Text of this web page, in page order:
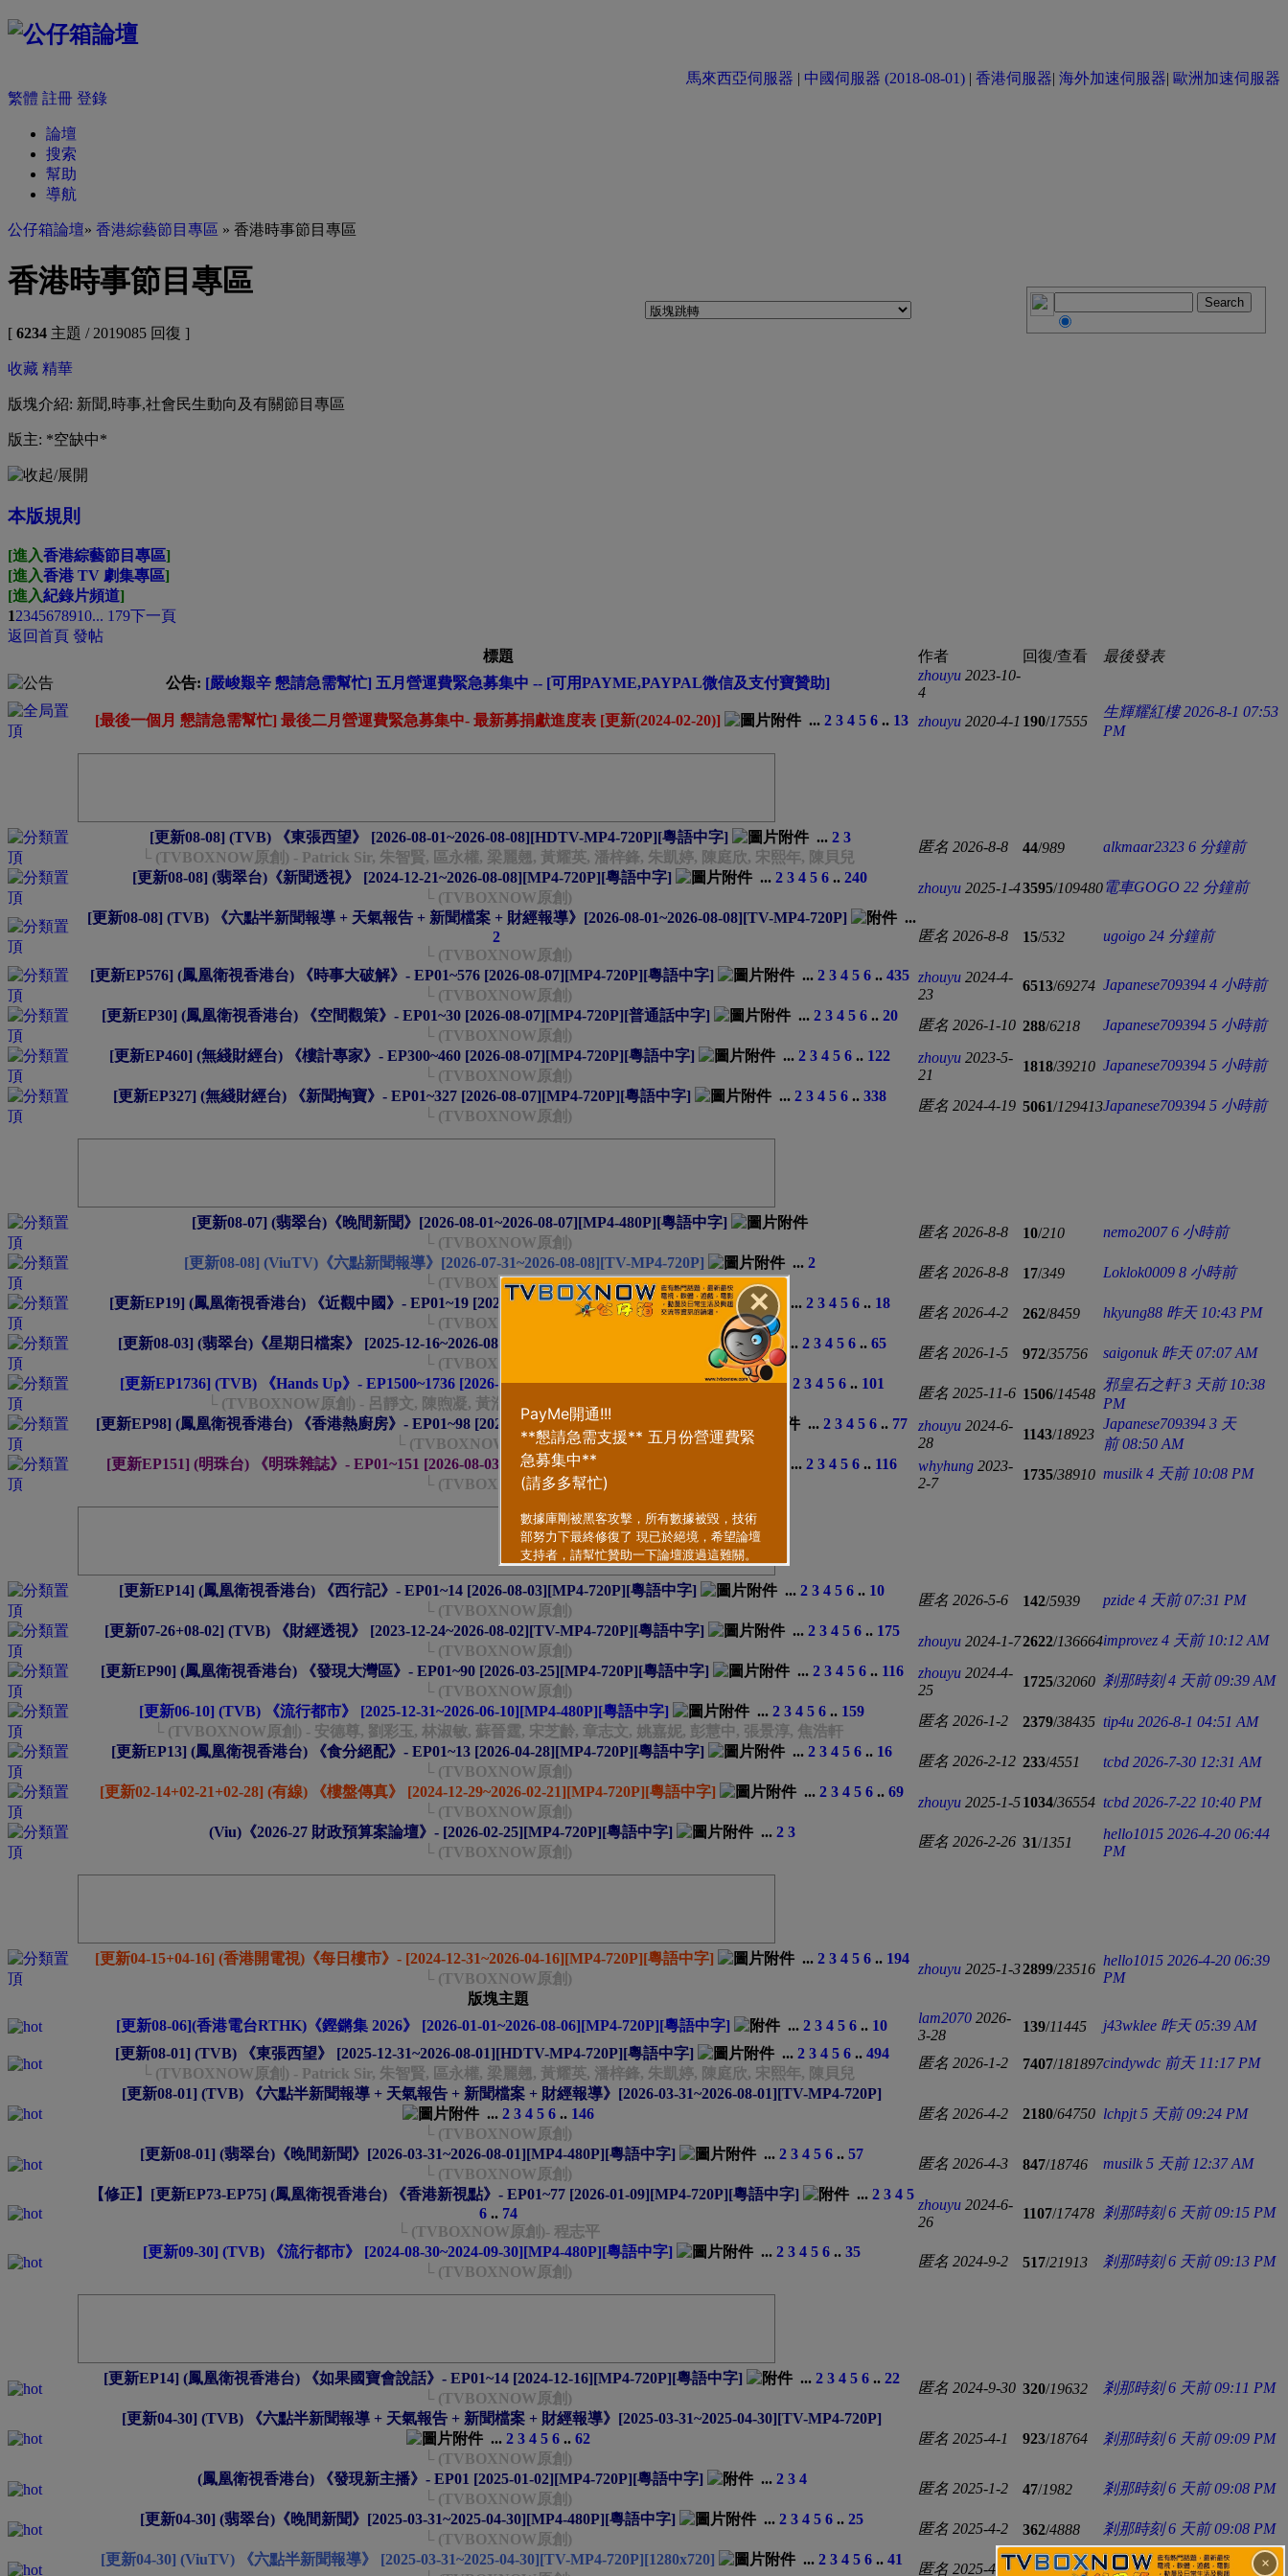
✕
×
馬來西亞伺服器 | 中國伺服器 (2018-08-01) | 香港伺服器| 海外加速伺服器| 歐洲加速伺服器
繁體 註冊 登錄
論壇
搜索
幫助
導航
公仔箱論壇» 香港綜藝節目專區 » 香港時事節目專區
香港時事節目專區
[ 6234 主題 / 2019085 回復 ]
收藏 精華
版塊介紹: 新聞,時事,社會民生動向及有關節目專區
版主: *空缺中*
本版規則
[進入香港綜藝節目專區]
[進入香港 TV 劇集專區]
[進入紀錄片頻道]
12345678910... 179下一頁
返回首頁 發帖
標題
作者 回復/查看
最後發表
公告: [嚴峻艱辛 懇請急需幫忙] 五月營運費緊急募集中 -- [可用PAYME,PAYPAL微信及支付寶贊助] zhouyu 2023-10-
4
[最後一個月 懇請急需幫忙] 最後二月營運費緊急募集中- 最新募捐獻進度表 [更新(2024-02-20)]
... 2 3 4 5 6 .. 13 zhouyu 2020-4-1 190/17555
生輝耀紅樓 2026-8-1 07:53
PM
[更新08-08] (TVB) 《東張西望》 [2026-08-01~2026-08-08][HDTV-MP4-720P][粵語中字] ... 2 3
└ (TVBOXNOW原創) - Patrick Sir, 朱智賢, 區永權, 梁麗翹, 黃耀英, 潘梓鋒, 朱凱婷, 陳庭欣, 宋熙年, 陳貝兒
匿名 2026-8-8 44/989 alkmaar2323 6 分鐘前
[更新08-08] (翡翠台)《新聞透視》 [2024-12-21~2026-08-08][MP4-720P][粵語中字]
... 2 3 4 5 6 .. 240
└ (TVBOXNOW原創)
zhouyu 2025-1-43595/109480電車GOGO 22 分鐘前
[更新08-08] (TVB) 《六點半新聞報導 + 天氣報告 + 新聞檔案 + 財經報導》[2026-08-01~2026-08-08][TV-MP4-720P]
...
2
└ (TVBOXNOW原創)
匿名 2026-8-8 15/532 ugoigo 24 分鐘前
[更新EP576] (鳳凰衛視香港台) 《時事大破解》- EP01~576 [2026-08-07][MP4-720P][粵語中字] ... 2 3 4 5 6 .. 435
└ (TVBOXNOW原創)
zhouyu 2024-4-
23
6513/69274 Japanese709394 4 小時前
[更新EP30] (鳳凰衛視香港台) 《空間觀策》- EP01~30 [2026-08-07][MP4-720P][普通話中字]
... 2 3 4 5 6 .. 20
└ (TVBOXNOW原創)
匿名 2026-1-10 288/6218 Japanese709394 5 小時前
[更新EP460] (無綫財經台) 《樓計專家》- EP300~460 [2026-08-07][MP4-720P][粵語中字]
... 2 3 4 5 6 .. 122
└ (TVBOXNOW原創)
zhouyu 2023-5-
21
1818/39210 Japanese709394 5 小時前
[更新EP327] (無綫財經台) 《新聞掏寶》- EP01~327 [2026-08-07][MP4-720P][粵語中字]
... 2 3 4 5 6 .. 338
└ (TVBOXNOW原創)
匿名 2024-4-19 5061/129413Japanese709394 5 小時前
[更新08-07] (翡翠台)《晚間新聞》[2026-08-01~2026-08-07][MP4-480P][粵語中字]
└ (TVBOXNOW原創)
匿名 2026-8-8 10/210 nemo2007 6 小時前
[更新08-08] (ViuTV)《六點新聞報導》[2026-07-31~2026-08-08][TV-MP4-720P]
... 2
└ (TVBOXNOW原創)
匿名 2026-8-8 17/349 Loklok0009 8 小時前
[更新EP19] (鳳凰衛視香港台) 《近觀中國》- EP01~19 [2026-08-05][MP4-720P][粵語中字]
... 2 3 4 5 6 .. 18
└ (TVBOXNOW原創)
匿名 2026-4-2 262/8459 hkyung88 昨天 10:43 PM
[更新08-03] (翡翠台)《星期日檔案》 [2025-12-16~2026-08-03][TV-MP4-720P][粵語中字]
... 2 3 4 5 6.. 65
└ (TVBOXNOW原創)
匿名 2026-1-5 972/35756 saigonuk 昨天 07:07 AM
[更新EP1736] (TVB) 《Hands Up》- EP1500~1736 [2026-07-14][MP4-480P][粵語中字]
... 2 3 4 5 6.. 101
└ (TVBOXNOW原創) - 呂靜文, 陳煦凝, 黃浩霆, 潘靜文, 伍文生, 關宛珊, 吳佩隆, 倪嘉雯
匿名 2025-11-6 1506/14548
邪皇石之軒 3 天前 10:38
PM
[更新EP98] (鳳凰衛視香港台) 《香港熱廚房》- EP01~98 [2026-08-04][MP4-720P][普通話中字]
... 2 3 4 5 6 .. 77
└ (TVBOXNOW原創) - 程介南
zhouyu 2024-6-
28
1143/18923
Japanese709394 3 天
前 08:50 AM
[更新EP151] (明珠台) 《明珠雜誌》- EP01~151 [2026-08-03][HDTV-MP4-720P][英語中字]
... 2 3 4 5 6 .. 116
└ (TVBOXNOW原創)
whyhung 2023-
2-7
1735/38910 musilk 4 天前 10:08 PM
[更新EP14] (鳳凰衛視香港台) 《西行記》- EP01~14 [2026-08-03][MP4-720P][粵語中字] ... 2 3 4 5 6 .. 10
└ (TVBOXNOW原創)
匿名 2026-5-6 142/5939 pzide 4 天前 07:31 PM
[更新07-26+08-02] (TVB) 《財經透視》 [2023-12-24~2026-08-02][TV-MP4-720P][粵語中字]
... 2 3 4 5 6.. 175
└ (TVBOXNOW原創)
zhouyu 2024-1-72622/136664improvez 4 天前 10:12 AM
[更新EP90] (鳳凰衛視香港台) 《發現大灣區》- EP01~90 [2026-03-25][MP4-720P][粵語中字]
... 2 3 4 5 6.. 116
└ (TVBOXNOW原創)
zhouyu 2024-4-
25
1725/32060 剎那時刻 4 天前 09:39 AM
[更新06-10] (TVB) 《流行都市》 [2025-12-31~2026-06-10][MP4-480P][粵語中字]
... 2 3 4 5 6 .. 159
└ (TVBOXNOW原創) - 安德尊, 劉彩玉, 林淑敏, 蘇晉霆, 宋芝齡, 章志文, 姚嘉妮, 彭慧中, 張景淳, 焦浩軒
匿名 2026-1-2 2379/38435 tip4u 2026-8-1 04:51 AM
[更新EP13] (鳳凰衛視香港台) 《食分絕配》- EP01~13 [2026-04-28][MP4-720P][粵語中字]
... 2 3 4 5 6 .. 16
└ (TVBOXNOW原創)
匿名 2026-2-12 233/4551 tcbd 2026-7-30 12:31 AM
[更新02-14+02-21+02-28] (有線) 《樓盤傳真》 [2024-12-29~2026-02-21][MP4-720P][粵語中字]
... 2 3 4 5 6 .. 69
└ (TVBOXNOW原創)
zhouyu 2025-1-51034/36554 tcbd 2026-7-22 10:40 PM
(Viu)《2026-27 財政預算案論壇》- [2026-02-25][MP4-720P][粵語中字]
... 2 3
└ (TVBOXNOW原創)
匿名 2026-2-26 31/1351
hello1015 2026-4-20 06:44
PM
[更新04-15+04-16] (香港開電視)《每日樓市》- [2024-12-31~2026-04-16][MP4-720P][粵語中字] ... 2 3 4 5 6.. 194
└ (TVBOXNOW原創)
zhouyu 2025-1-32899/23516
hello1015 2026-4-20 06:39
PM
版塊主題
[更新08-06](香港電台RTHK)《鏗鏘集 2026》 [2026-01-01~2026-08-06][MP4-720P][粵語中字]
... 2 3 4 5 6 .. 10 lam2070 2026-
3-28
139/11445 j43wklee 昨天 05:39 AM
[更新08-01] (TVB) 《東張西望》 [2025-12-31~2026-08-01][HDTV-MP4-720P][粵語中字]
... 2 3 4 5 6.. 494
└ (TVBOXNOW原創) - Patrick Sir, 朱智賢, 區永權, 梁麗翹, 黃耀英, 潘梓鋒, 朱凱婷, 陳庭欣, 宋熙年, 陳貝兒
匿名 2026-1-2 7407/181897cindywdc 前天 11:17 PM
[更新08-01] (TVB) 《六點半新聞報導 + 天氣報告 + 新聞檔案 + 財經報導》[2026-03-31~2026-08-01][TV-MP4-720P]
... 2 3 4 5 6.. 146
└ (TVBOXNOW原創)
匿名 2026-4-2 2180/64750 lchpjt 5 天前 09:24 PM
[更新08-01] (翡翠台)《晚間新聞》[2026-03-31~2026-08-01][MP4-480P][粵語中字] ... 2 3 4 5 6 .. 57
└ (TVBOXNOW原創)
匿名 2026-4-3 847/18746 musilk 5 天前 12:37 AM
【修正】[更新EP73-EP75] (鳳凰衛視香港台) 《香港新視點》- EP01~77 [2026-01-09][MP4-720P][粵語中字]
... 2 3 4 5
6.. 74
└ (TVBOXNOW原創)- 程志平
zhouyu 2024-6-
26
1107/17478 剎那時刻 6 天前 09:15 PM
[更新09-30] (TVB) 《流行都市》 [2024-08-30~2024-09-30][MP4-480P][粵語中字] ... 2 3 4 5 6 .. 35
└ (TVBOXNOW原創)
匿名 2024-9-2 517/21913 剎那時刻 6 天前 09:13 PM
[更新EP14] (鳳凰衛視香港台) 《如果國寶會說話》- EP01~14 [2024-12-16][MP4-720P][粵語中字] ... 2 3 4 5 6 .. 22
└ (TVBOXNOW原創)
匿名 2024-9-30 320/19632 剎那時刻 6 天前 09:11 PM
[更新04-30] (TVB) 《六點半新聞報導 + 天氣報告 + 新聞檔案 + 財經報導》[2025-03-31~2025-04-30][TV-MP4-720P]
... 2 3 4 5 6.. 62
└ (TVBOXNOW原創)
匿名 2025-4-1 923/18764 剎那時刻 6 天前 09:09 PM
(鳳凰衛視香港台) 《發現新主播》- EP01 [2025-01-02][MP4-720P][粵語中字] ... 2 3 4
└ (TVBOXNOW原創)
匿名 2025-1-2 47/1982 剎那時刻 6 天前 09:08 PM
[更新04-30] (翡翠台)《晚間新聞》[2025-03-31~2025-04-30][MP4-480P][粵語中字]
... 2 3 4 5 6 .. 25
└ (TVBOXNOW原創)
匿名 2025-4-2 362/4888 剎那時刻 6 天前 09:08 PM
[更新04-30] (ViuTV) 《六點半新聞報導》 [2025-03-31~2025-04-30][TV-MP4-720P][1280x720]
... 2 3 4 5 6 .. 41
匿名 2025-4-1 604/8448 剎那時刻 6 天前 09:06 PM